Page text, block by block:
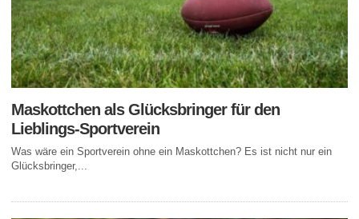
Maskottchen als Glücksbringer für den
Lieblings-Sportverein
Was wäre ein Sportverein ohne ein Maskottchen? Es ist nicht nur ein
Glücksbringer,...